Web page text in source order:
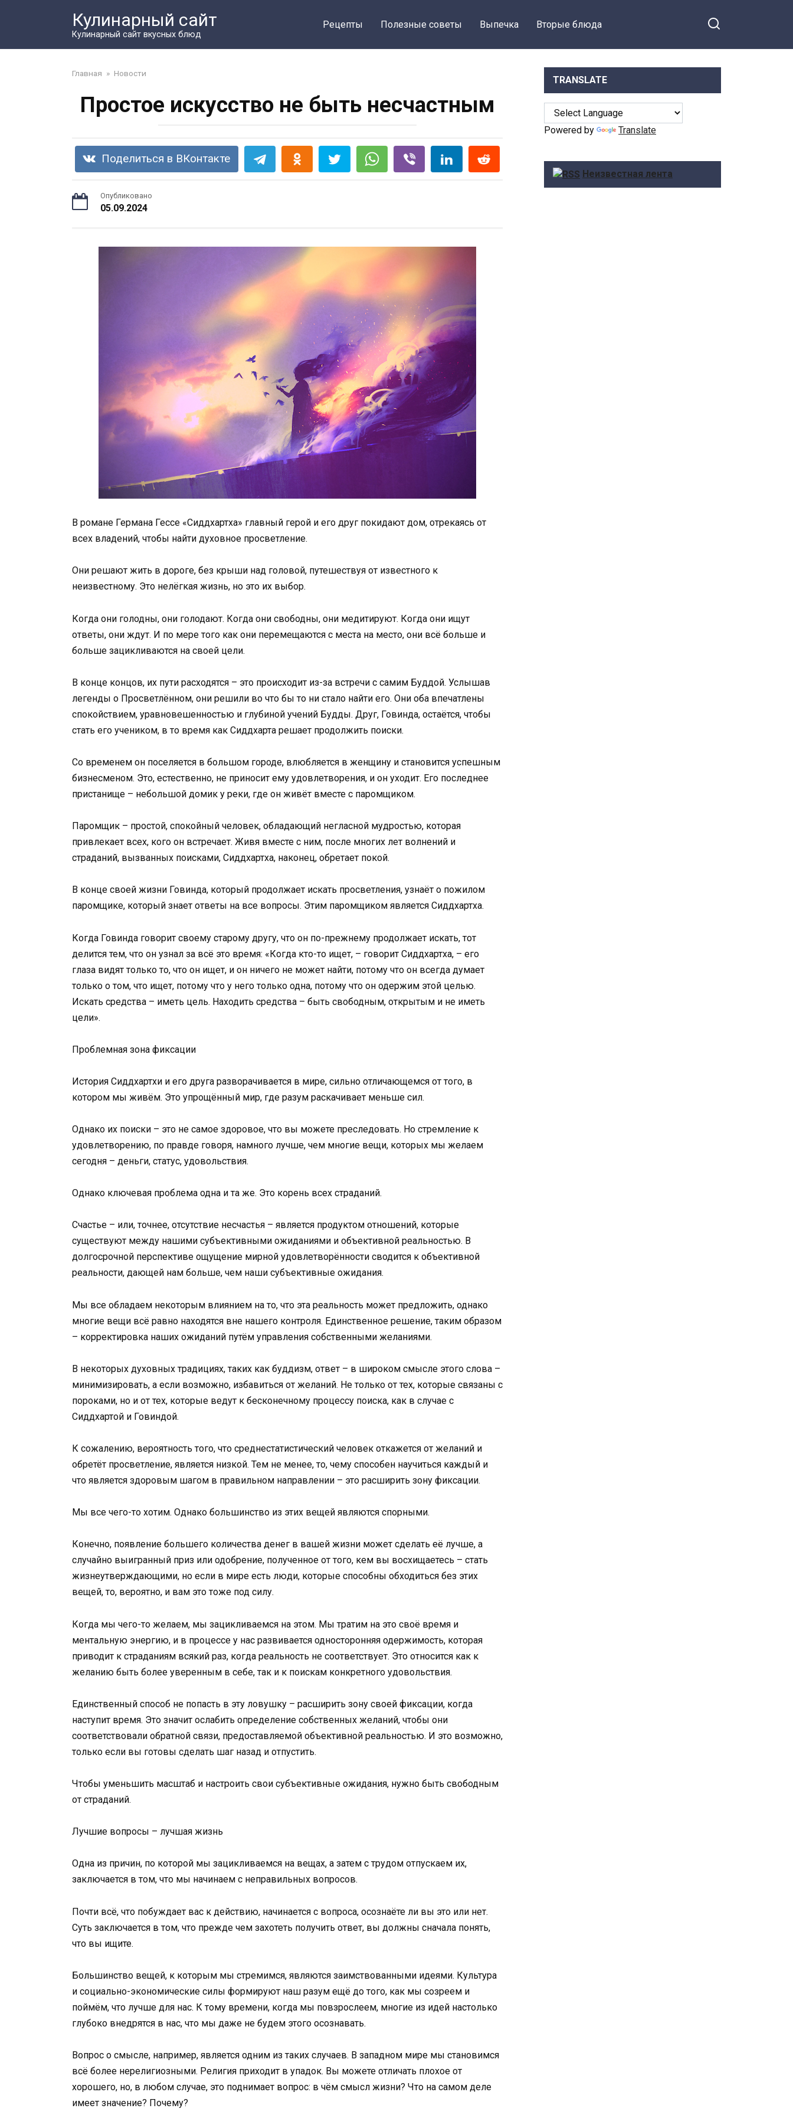
Кулинарный сайт
Кулинарный сайт вкусных блюд
Рецепты Полезные советы Выпечка Вторые блюда
Главная » Новости
Простое искусство не быть несчастным
Поделиться в ВКонтакте
Опубликовано
05.09.2024
В романе Германа Гессе «Сиддхартха» главный герой и его друг покидают дом, отрекаясь от
всех владений, чтобы найти духовное просветление.
Они решают жить в дороге, без крыши над головой, путешествуя от известного к
неизвестному. Это нелёгкая жизнь, но это их выбор.
Когда они голодны, они голодают. Когда они свободны, они медитируют. Когда они ищут
ответы, они ждут. И по мере того как они перемещаются с места на место, они всё больше и
больше зацикливаются на своей цели.
В конце концов, их пути расходятся – это происходит из-за встречи с самим Буддой. Услышав
легенды о Просветлённом, они решили во что бы то ни стало найти его. Они оба впечатлены
спокойствием, уравновешенностью и глубиной учений Будды. Друг, Говинда, остаётся, чтобы
стать его учеником, в то время как Сиддхарта решает продолжить поиски.
Со временем он поселяется в большом городе, влюбляется в женщину и становится успешным
бизнесменом. Это, естественно, не приносит ему удовлетворения, и он уходит. Его последнее
пристанище – небольшой домик у реки, где он живёт вместе с паромщиком.
Паромщик – простой, спокойный человек, обладающий негласной мудростью, которая
привлекает всех, кого он встречает. Живя вместе с ним, после многих лет волнений и
страданий, вызванных поисками, Сиддхартха, наконец, обретает покой.
В конце своей жизни Говинда, который продолжает искать просветления, узнаёт о пожилом
паромщике, который знает ответы на все вопросы. Этим паромщиком является Сиддхартха.
Когда Говинда говорит своему старому другу, что он по-прежнему продолжает искать, тот
делится тем, что он узнал за всё это время: «Когда кто-то ищет, – говорит Сиддхартха, – его
глаза видят только то, что он ищет, и он ничего не может найти, потому что он всегда думает
только о том, что ищет, потому что у него только одна, потому что он одержим этой целью.
Искать средства – иметь цель. Находить средства – быть свободным, открытым и не иметь
цели».
Проблемная зона фиксации
История Сиддхартхи и его друга разворачивается в мире, сильно отличающемся от того, в
котором мы живём. Это упрощённый мир, где разум раскачивает меньше сил.
Однако их поиски – это не самое здоровое, что вы можете преследовать. Но стремление к
удовлетворению, по правде говоря, намного лучше, чем многие вещи, которых мы желаем
сегодня – деньги, статус, удовольствия.
Однако ключевая проблема одна и та же. Это корень всех страданий.
Счастье – или, точнее, отсутствие несчастья – является продуктом отношений, которые
существуют между нашими субъективными ожиданиями и объективной реальностью. В
долгосрочной перспективе ощущение мирной удовлетворённости сводится к объективной
реальности, дающей нам больше, чем наши субъективные ожидания.
Мы все обладаем некоторым влиянием на то, что эта реальность может предложить, однако
многие вещи всё равно находятся вне нашего контроля. Единственное решение, таким образом
– корректировка наших ожиданий путём управления собственными желаниями.
В некоторых духовных традициях, таких как буддизм, ответ – в широком смысле этого слова –
минимизировать, а если возможно, избавиться от желаний. Не только от тех, которые связаны с
пороками, но и от тех, которые ведут к бесконечному процессу поиска, как в случае с
Сиддхартой и Говиндой.
К сожалению, вероятность того, что среднестатистический человек откажется от желаний и
обретёт просветление, является низкой. Тем не менее, то, чему способен научиться каждый и
что является здоровым шагом в правильном направлении – это расширить зону фиксации.
Мы все чего-то хотим. Однако большинство из этих вещей являются спорными.
Конечно, появление большего количества денег в вашей жизни может сделать её лучше, а
случайно выигранный приз или одобрение, полученное от того, кем вы восхищаетесь – стать
жизнеутверждающими, но если в мире есть люди, которые способны обходиться без этих
вещей, то, вероятно, и вам это тоже под силу.
Когда мы чего-то желаем, мы зацикливаемся на этом. Мы тратим на это своё время и
ментальную энергию, и в процессе у нас развивается односторонняя одержимость, которая
приводит к страданиям всякий раз, когда реальность не соответствует. Это относится как к
желанию быть более уверенным в себе, так и к поискам конкретного удовольствия.
Единственный способ не попасть в эту ловушку – расширить зону своей фиксации, когда
наступит время. Это значит ослабить определение собственных желаний, чтобы они
соответствовали обратной связи, предоставляемой объективной реальностью. И это возможно,
только если вы готовы сделать шаг назад и отпустить.
Чтобы уменьшить масштаб и настроить свои субъективные ожидания, нужно быть свободным
от страданий.
Лучшие вопросы – лучшая жизнь
Одна из причин, по которой мы зацикливаемся на вещах, а затем с трудом отпускаем их,
заключается в том, что мы начинаем с неправильных вопросов.
Почти всё, что побуждает вас к действию, начинается с вопроса, осознаёте ли вы это или нет.
Суть заключается в том, что прежде чем захотеть получить ответ, вы должны сначала понять,
что вы ищите.
Большинство вещей, к которым мы стремимся, являются заимствованными идеями. Культура
и социально-экономические силы формируют наш разум ещё до того, как мы созреем и
поймём, что лучше для нас. К тому времени, когда мы повзрослеем, многие из идей настолько
глубоко внедрятся в нас, что мы даже не будем этого осознавать.
Вопрос о смысле, например, является одним из таких случаев. В западном мире мы становимся
всё более нерелигиозными. Религия приходит в упадок. Вы можете отличать плохое от
хорошего, но, в любом случае, это поднимает вопрос: в чём смысл жизни? Что на самом деле
имеет значение? Почему?
TRANSLATE
Powered by Translate
Неизвестная лента